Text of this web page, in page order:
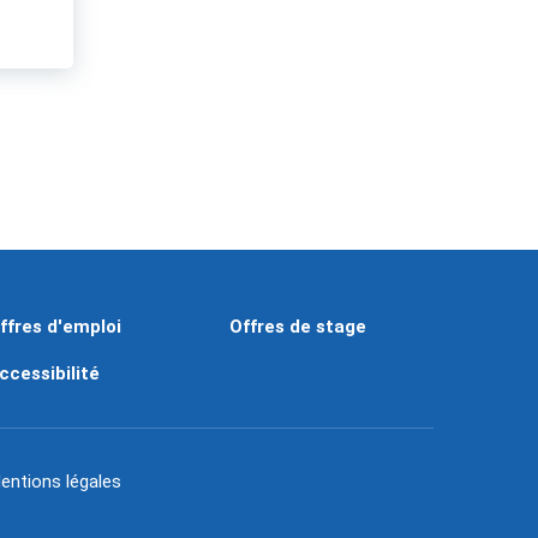
d'emploi Offres de stage
légales